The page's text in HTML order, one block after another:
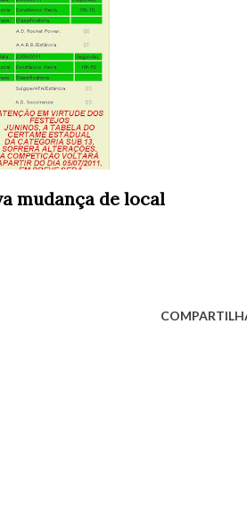
mudança de local